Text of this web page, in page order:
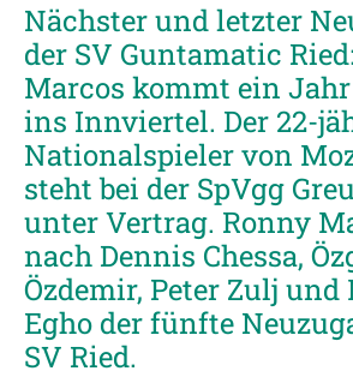
Nächster und letzter
der SV Guntamatic
Marcos kommt ein
ins Innviertel. Der 22-
Nationalspieler von
steht bei der SpVgg
unter Vertrag. Ronny
nach Dennis Chessa,
Özdemir, Peter Zulj
Egho der fünfte
SV Ried.